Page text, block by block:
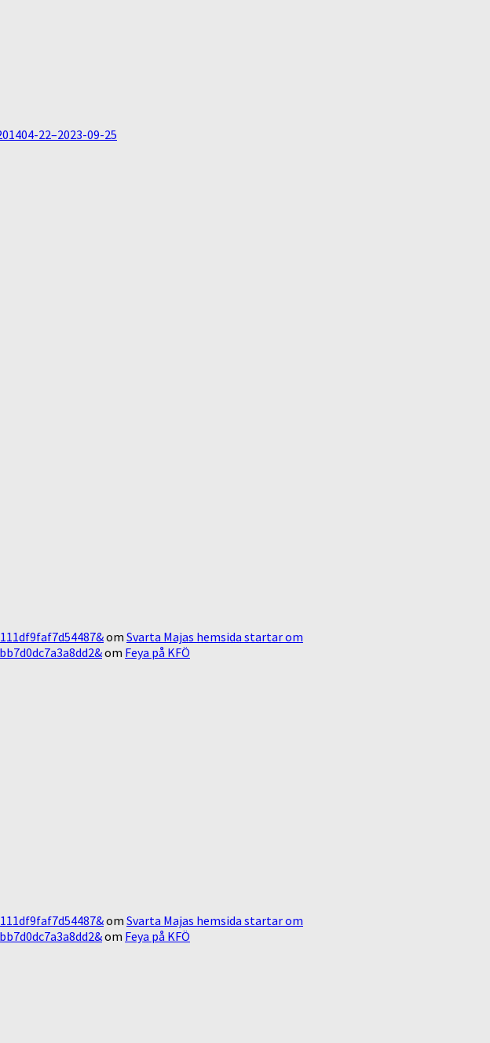
22–2023-09-25
om Svarta Majas hemsida startar om
om Feya på KFÖ
om Svarta Majas hemsida startar om
om Feya på KFÖ